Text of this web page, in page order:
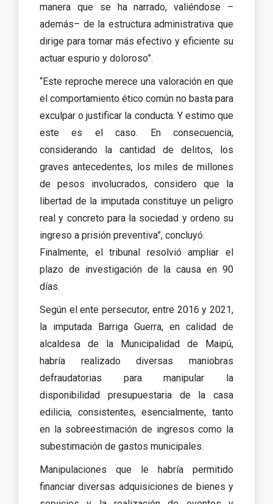
manera que se ha narrado, valiéndose –
además– de la estructura administrativa que
dirige para tornar más efectivo y eficiente su
actuar espurio y doloroso”.
“Este reproche merece una valoración en que
el comportamiento ético común no basta para
exculpar o justificar la conducta. Y estimo que
este es el caso. En consecuencia,
considerando la cantidad de delitos, los
graves antecedentes, los miles de millones
de pesos involucrados, considero que la
libertad de la imputada constituye un peligro
real y concreto para la sociedad y ordeno su
ingreso a prisión preventiva”, concluyó.
Finalmente, el tribunal resolvió ampliar el
plazo de investigación de la causa en 90
días.
Según el ente persecutor, entre 2016 y 2021,
la imputada Barriga Guerra, en calidad de
alcaldesa de la Municipalidad de Maipú,
habría realizado diversas maniobras
defraudatorias para manipular la
disponibilidad presupuestaria de la casa
edilicia, consistentes, esencialmente, tanto
en la sobreestimación de ingresos como la
subestimación de gastos municipales.
Manipulaciones que le habría permitido
financiar diversas adquisiciones de bienes y